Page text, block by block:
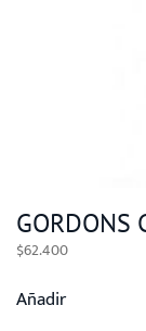
GORDONS
$62.400
Añadir